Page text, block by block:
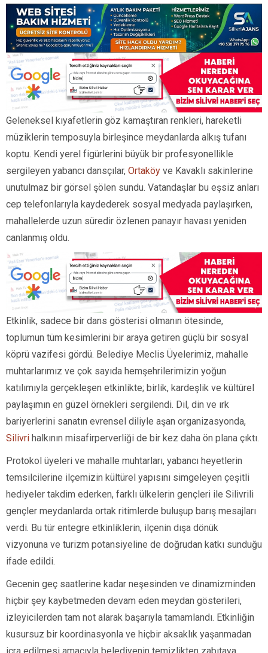
Geleneksel kıyafetlerin göz kamaştıran renkleri, hareketli
müziklerin temposuyla birleşince meydanlarda alkış tufanı
koptu. Kendi yerel figürlerini büyük bir profesyonellikle
sergileyen yabancı dansçılar, Ortaköy ve Kavaklı sakinlerine
unutulmaz bir görsel şölen sundu. Vatandaşlar bu eşsiz anları
cep telefonlarıyla kaydederek sosyal medyada paylaşırken,
mahallelerde uzun süredir özlenen panayır havası yeniden
canlanmış oldu.
Etkinlik, sadece bir dans gösterisi olmanın ötesinde,
toplumun tüm kesimlerini bir araya getiren güçlü bir sosyal
köprü vazifesi gördü. Belediye Meclis Üyelerimiz, mahalle
muhtarlarımız ve çok sayıda hemşehrilerimizin yoğun
katılımıyla gerçekleşen etkinlikte; birlik, kardeşlik ve kültürel
paylaşımın en güzel örnekleri sergilendi. Dil, din ve ırk
bariyerlerini sanatın evrensel diliyle aşan organizasyonda,
Silivri halkının misafirperverliği de bir kez daha ön plana çıktı.
Protokol üyeleri ve mahalle muhtarları, yabancı heyetlerin
temsilcilerine ilçemizin kültürel yapısını simgeleyen çeşitli
hediyeler takdim ederken, farklı ülkelerin gençleri ile Silivrili
gençler meydanlarda ortak ritimlerde buluşup barış mesajları
verdi. Bu tür entegre etkinliklerin, ilçenin dışa dönük
vizyonuna ve turizm potansiyeline de doğrudan katkı sunduğu
ifade edildi.
Gecenin geç saatlerine kadar neşesinden ve dinamizminden
hiçbir şey kaybetmeden devam eden meydan gösterileri,
izleyicilerden tam not alarak başarıyla tamamlandı. Etkinliğin
kusursuz bir koordinasyonla ve hiçbir aksaklık yaşanmadan